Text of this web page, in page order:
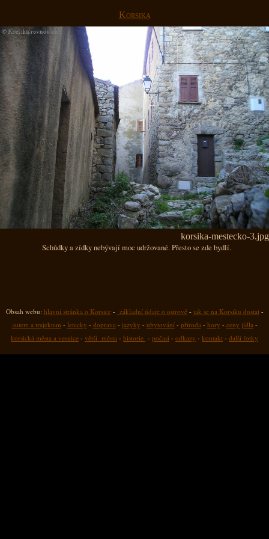
Korsika
korsika-mestecko-3.jpg
Schůdky a zídky nebývají moc udržované. Přesto se zde bydlí.
Obsah webu: hlavní stránka o Korsice- základní údaje o ostrově- jak se na Korsiku dostat-
autem a trajektem - letecky - doprava - jazyky - ubytování- příroda - hory - ceny jídla -
korsická města a vesnice - větší města - historie - počasí - odkazy - kontakt - další fotky